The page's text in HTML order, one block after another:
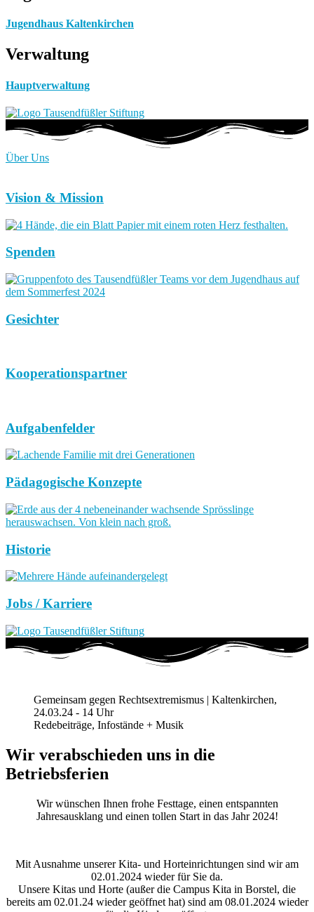
Jugendhaus Kaltenkirchen
Verwaltung
Hauptverwaltung
Über Uns
Vision & Mission
Spenden
Gesichter
Kooperationspartner
Aufgabenfelder
Pädagogische Konzepte
Historie
Jobs / Karriere
Gemeinsam gegen Rechtsextremismus | Kaltenkirchen,
24.03.24 - 14 Uhr
Redebeiträge, Infostände + Musik
Wir verabschieden uns in die
Betriebsferien
Wir wünschen Ihnen frohe Festtage, einen entspannten
Jahresausklang und einen tollen Start in das Jahr 2024!
Mit Ausnahme unserer Kita- und Horteinrichtungen sind wir am
02.01.2024 wieder für Sie da.
Unsere Kitas und Horte (außer die Campus Kita in Borstel, die
bereits am 02.01.24 wieder geöffnet hat) sind am 08.01.2024 wieder